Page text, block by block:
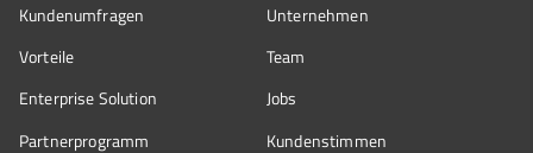
Kundenumfragen
Vorteile
Enterprise Solution
Partnerprogramm
Unternehmen
Team
Jobs
Kundenstimmen